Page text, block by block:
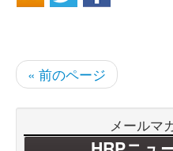
« 前のページ
メールマ